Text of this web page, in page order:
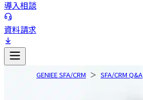
導入相談
資料請求
GENIEE SFA/CRM SFA/CRM Q&A